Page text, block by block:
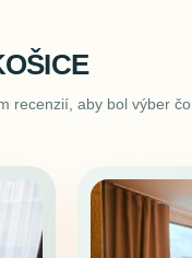
recenzií, aby bol výber čo